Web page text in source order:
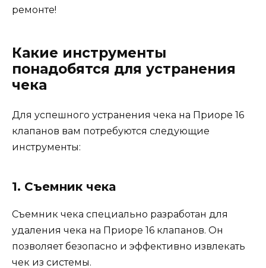
ремонте!
Какие инструменты
понадобятся для устранения
чека
Для успешного устранения чека на Приоре 16
клапанов вам потребуются следующие
инструменты:
1. Съемник чека
Съемник чека специально разработан для
удаления чека на Приоре 16 клапанов. Он
позволяет безопасно и эффективно извлекать
чек из системы.